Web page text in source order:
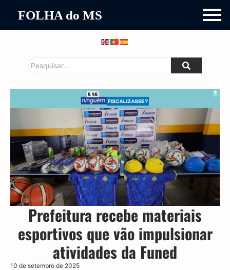
FOLHA do MS
Prefeitura recebe materiais
esportivos que vão impulsionar
atividades da Funed
10 de setembro de 2025